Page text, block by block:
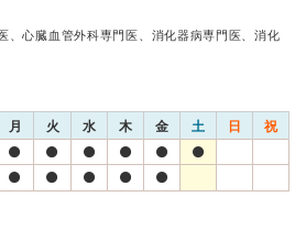
、心臓血管外科専門医、消化器病専門医、消化
月 火 水 木 金 土 日 祝